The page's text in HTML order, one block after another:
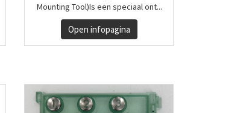
Mounting Tool)Is een speciaal ont...
Open infopagina